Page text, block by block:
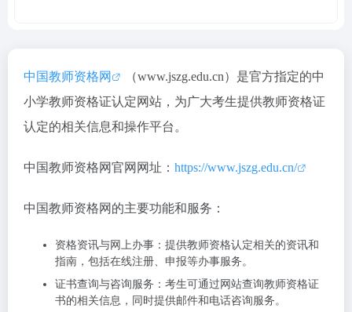
中国教师资格网
（www.jszg.edu.cn）是官方指定的中
小学教师资格证认定网站，为广大考生提供教师资格证
认定的相关信息和操作平台。
中国教师资格网官网网址： https://www.jszg.edu.cn/
中国教师资格网的主要功能和服务：
资格资讯与网上办事：提供教师资格认定相关的资讯和
指南，包括在线注册、申报等办事服务。
证书查询与咨询服务：考生可通过网站查询教师资格证
书的相关信息，同时提供邮件和电话咨询服务。